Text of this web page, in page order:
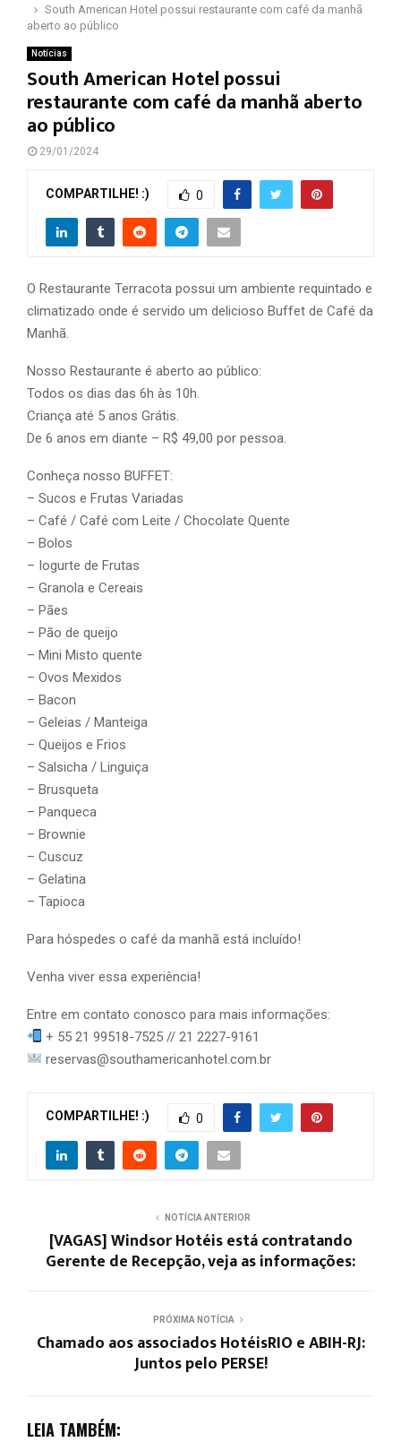
South American Hotel possui restaurante com café da manhã
aberto ao público
Notícias
South American Hotel possui
restaurante com café da manhã aberto
ao público
29/01/2024
COMPARTILHE! :) 0
O Restaurante Terracota possui um ambiente requintado e
climatizado onde é servido um delicioso Buffet de Café da
Manhã.
Nosso Restaurante é aberto ao público:
Todos os dias das 6h às 10h.
Criança até 5 anos Grátis.
De 6 anos em diante – R$ 49,00 por pessoa.
Conheça nosso BUFFET:
– Sucos e Frutas Variadas
– Café / Café com Leite / Chocolate Quente
– Bolos
– Iogurte de Frutas
– Granola e Cereais
– Pães
– Pão de queijo
– Mini Misto quente
– Ovos Mexidos
– Bacon
– Geleias / Manteiga
– Queijos e Frios
– Salsicha / Linguiça
– Brusqueta
– Panqueca
– Brownie
– Cuscuz
– Gelatina
– Tapioca
Para hóspedes o café da manhã está incluído!
Venha viver essa experiência!
Entre em contato conosco para mais informações:⠀
+ 55 21 99518-7525 // 21 2227-9161
reservas@southamericanhotel.com.br
COMPARTILHE! :) 0
NOTÍCIA ANTERIOR
[VAGAS] Windsor Hotéis está contratando
Gerente de Recepção, veja as informações:
PRÓXIMA NOTÍCIA
Chamado aos associados HotéisRIO e ABIH-RJ:
Juntos pelo PERSE!
LEIA TAMBÉM: